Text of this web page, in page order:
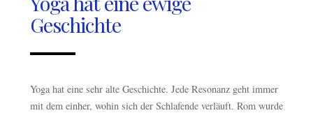
Geschichte
Yoga hat eine sehr alte Geschichte. Jede Resonanz geht immer
mit dem einher, wohin sich der Schlafende verläuft. Rom wurde